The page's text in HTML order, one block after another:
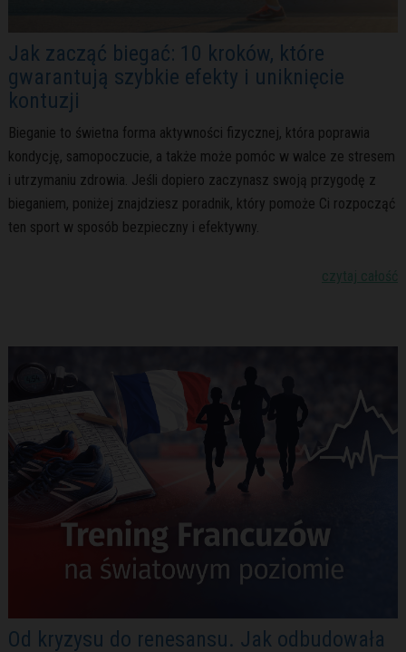
Jak zacząć biegać: 10 kroków, które
gwarantują szybkie efekty i uniknięcie
kontuzji
Bieganie to świetna forma aktywności fizycznej, która poprawia
kondycję, samopoczucie, a także może pomóc w walce ze stresem
i utrzymaniu zdrowia. Jeśli dopiero zaczynasz swoją przygodę z
bieganiem, poniżej znajdziesz poradnik, który pomoże Ci rozpocząć
ten sport w sposób bezpieczny i efektywny.
czytaj całość
Od kryzysu do renesansu. Jak odbudowała